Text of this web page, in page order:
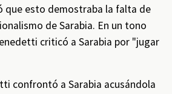
que esto demostraba la falta de
de Sarabia. En un tono
criticó a Sarabia por "jugar
confrontó a Sarabia acusándola